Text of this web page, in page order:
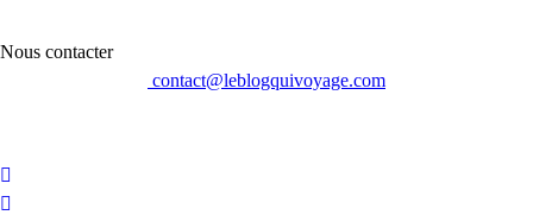
Nous contacter
contact@leblogquivoyage.com